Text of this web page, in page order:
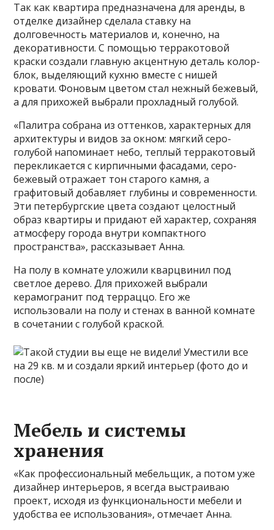
Так как квартира предназначена для аренды, в
отделке дизайнер сделала ставку на
долговечность материалов и, конечно, на
декоративности. С помощью терракотовой
краски создали главную акцентную деталь колор-
блок, выделяющий кухню вместе с нишей
кровати. Фоновым цветом стал нежный бежевый,
а для прихожей выбрали прохладный голубой.
«Палитра собрана из оттенков, характерных для
архитектуры и видов за окном: мягкий серо-
голубой напоминает небо, теплый терракотовый
перекликается с кирпичными фасадами, серо-
бежевый отражает тон старого камня, а
графитовый добавляет глубины и современности.
Эти петербургские цвета создают целостный
образ квартиры и придают ей характер, сохраняя
атмосферу города внутри компактного
пространства», рассказывает Анна.
На полу в комнате уложили кварцвинил под
светлое дерево. Для прихожей выбрали
керамогранит под терраццо. Его же
использовали на полу и стенах в ванной комнате
в сочетании с голубой краской.
Мебель и системы
хранения
«Как профессиональный мебельщик, а потом уже
дизайнер интерьеров, я всегда выстраиваю
проект, исходя из функциональности мебели и
удобства ее использования», отмечает Анна.